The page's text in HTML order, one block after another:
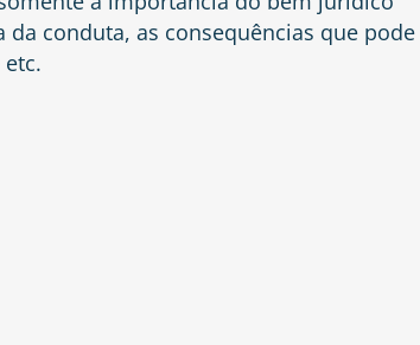
conduta, as consequências que pode